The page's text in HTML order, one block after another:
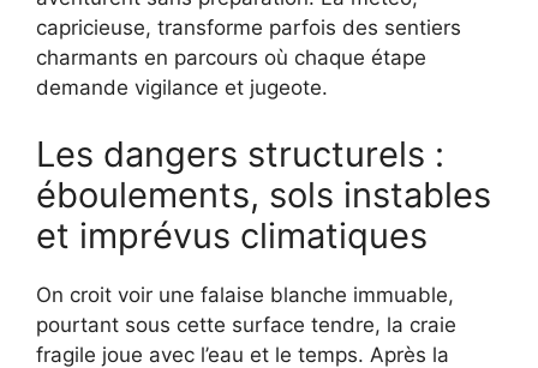
capricieuse, transforme parfois des sentiers
charmants en parcours où chaque étape
demande vigilance et jugeote.
Les dangers structurels :
éboulements, sols instables
et imprévus climatiques
On croit voir une falaise blanche immuable,
pourtant sous cette surface tendre, la craie
fragile joue avec l’eau et le temps. Après la